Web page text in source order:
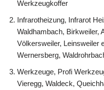
Werkzeugkoffer
Infrarotheizung, Infrarot
Waldhambach, Birkweiler,
Völkersweiler, Leinsweiler
Wernersberg,
Werkzeuge, Profi
Vieregg, Waldeck,